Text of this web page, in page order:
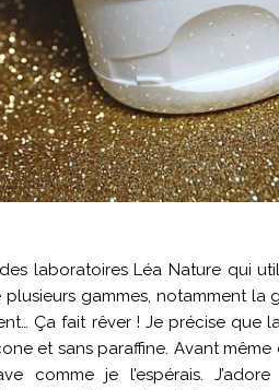
laboratoires Léa Nature qui
gammes, notamment la
Ça fait rêver ! Je précise que
et sans paraffine. Avant même
comme je l’espérais.